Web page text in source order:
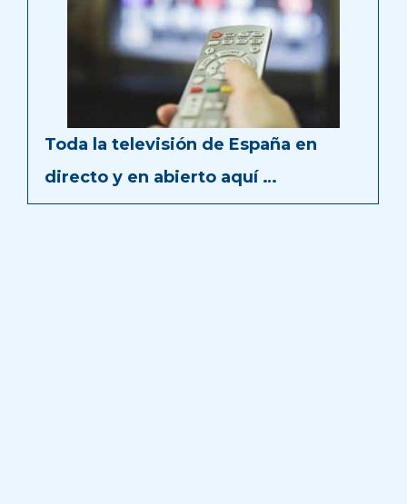
Toda la televisión de España en
directo y en abierto aquí …